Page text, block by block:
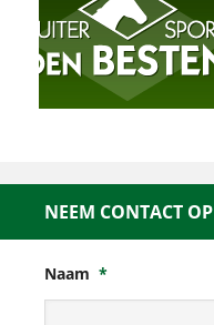
NEEM CONTACT OP
Naam *